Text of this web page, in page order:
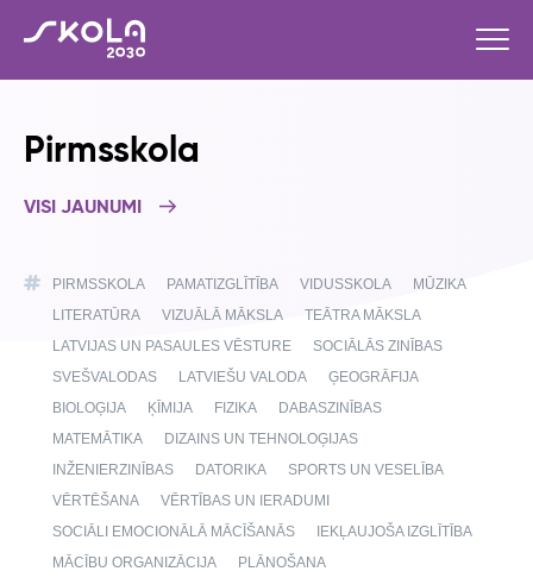
Pirmsskola
VISI JAUNUMI
PIRMSSKOLA PAMATIZGLĪTĪBA VIDUSSKOLA
MŪZIKA
LITERATŪRA
VIZUĀLĀ MĀKSLA
TEĀTRA MĀKSLA
LATVIJAS UN PASAULES VĒSTURE
SOCIĀLĀS ZINĪBAS
SVEŠVALODAS
LATVIEŠU VALODA
ĢEOGRĀFIJA
BIOLOĢIJA
ĶĪMIJA FIZIKA
DABASZINĪBAS
MATEMĀTIKA
DIZAINS UN TEHNOLOĢIJAS
INŽENIERZINĪBAS
DATORIKA
SPORTS UN VESELĪBA
VĒRTĒŠANA
VĒRTĪBAS UN IERADUMI
SOCIĀLI EMOCIONĀLĀ MĀCĪŠANĀS
IEKĻAUJOŠA IZGLĪTĪBA
MĀCĪBU ORGANIZĀCIJA
PLĀNOŠANA